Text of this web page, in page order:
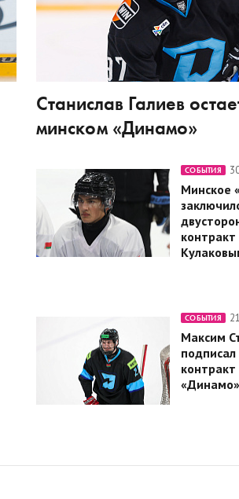
Станислав Галиев
минском «Динамо»
СОБЫТИЯ
Минское
СОБЫТИЯ
Максим
«Динамо»